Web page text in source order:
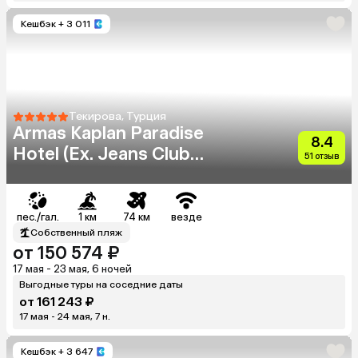
Кешбэк + 3 011
Текирова, Турция
Armas Kaplan Paradise
Hotel (Ex. Jeans Club
8.4
51 отзыв
пес./гал. 1 км 74 км везде
Собственный пляж
от 150 574 ₽
17 мая - 23 мая, 6 ночей
Выгодные туры на соседние даты
от 161 243 ₽
17 мая - 24 мая, 7 н.
Кешбэк + 3 647